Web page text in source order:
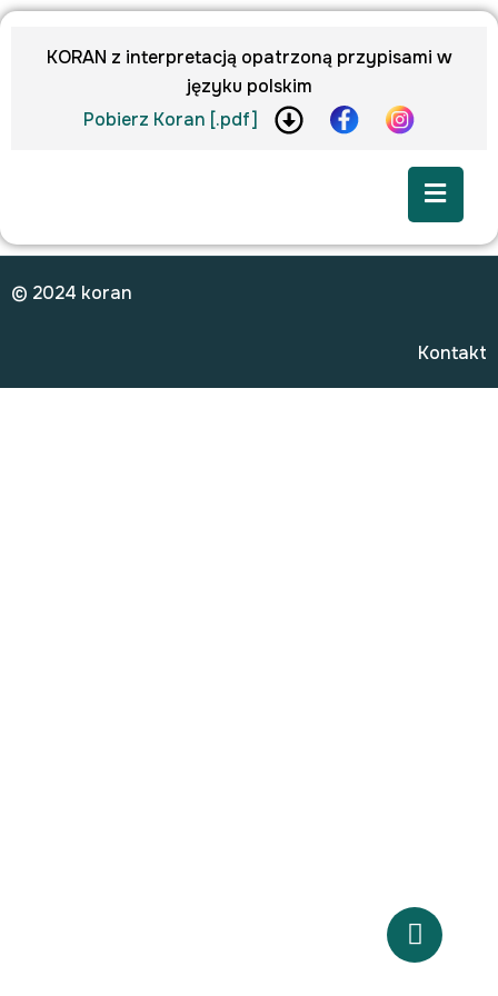
KORAN z interpretacją opatrzoną przypisami w
języku polskim
Pobierz Koran [.pdf]
© 2024 koran
Kontakt